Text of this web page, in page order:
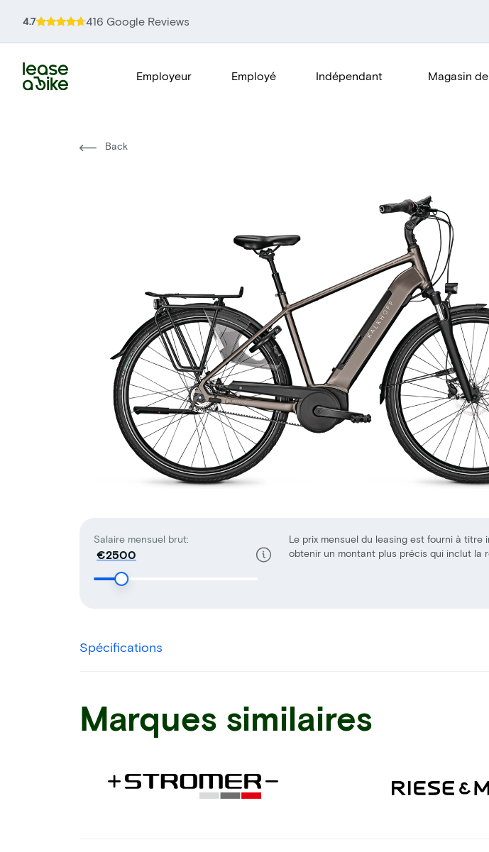
4.7 416 Google Reviews
Employeur Employé Indépendant Magasin
Back
Salaire mensuel brut:
€
Le prix mensuel du leasing est fourni à
obtenir un montant plus précis qui inclut la
Spécifications
Marques similaires